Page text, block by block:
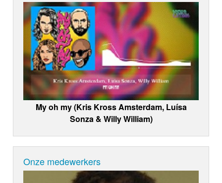
My oh my (Kris Kross Amsterdam, Luísa
Sonza & Willy William)
Onze medewerkers